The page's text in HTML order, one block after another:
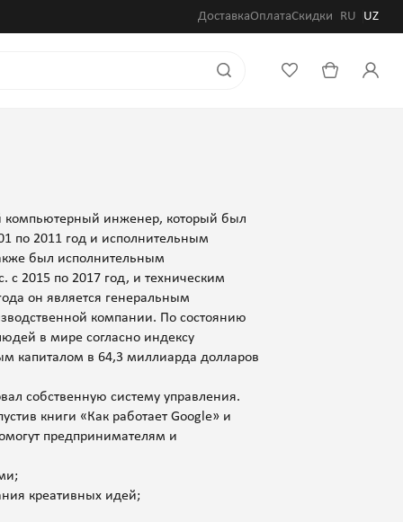
ДоставкаОплатаСкидки RU UZ
инженер, который был
по 2011 год и исполнительным
был исполнительным
с 2015 по 2017 год, и техническим
он является генеральным
компании. По состоянию
в мире согласно индексу
капиталом в 64,3 миллиарда долларов
собственную систему управления.
книги «Как работает Google» и
предпринимателям и
креативных идей;